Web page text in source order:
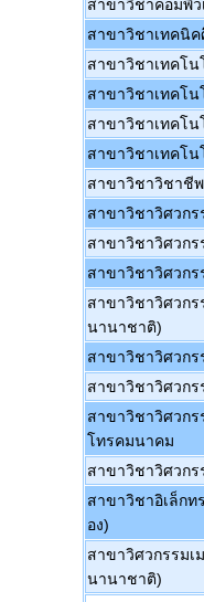
สาขาวิชาคอมพิ
สาขาวิชาเทคนิค
สาขาวิชาเทคโน
สาขาวิชาเทคโ
สาขาวิชาเทคโ
สาขาวิชาเทคโน
สาขาวิชาวิชาชี
สาขาวิชาวิศวกร
สาขาวิชาวิศวกร
สาขาวิชาวิศวกร
สาขาวิชาวิศวก
นานาชาติ)
สาขาวิชาวิศวก
สาขาวิชาวิศวกร
สาขาวิชาวิศวกร
โทรคมนาคม
สาขาวิชาวิศวกร
สาขาวิชาอิเล็ก
อง)
สาขาวิศวกรรม
นานาชาติ)